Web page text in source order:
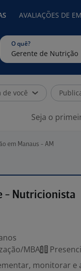
AVALIAÇÕES DE
O quê?
de você
Seja o
em Manaus - AM
- Nutricionista
MBA
monitorar e